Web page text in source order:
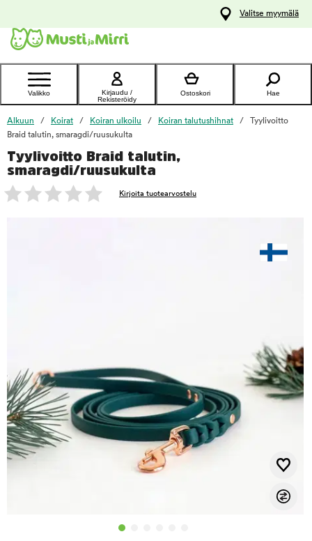
Ota yhteyttä
asiakaspalveluun
Valitse myymälä
Valikko
Kirjaudu /
Rekisteröidy
Ostoskori Hae
Alkuun Koirat Koiran ulkoilu Koiran talutushihnat
Tyylivoitto
Braid talutin, smaragdi/ruusukulta
Tyylivoitto Braid talutin,
smaragdi/ruusukulta
Kirjoita tuotearvostelu
foo